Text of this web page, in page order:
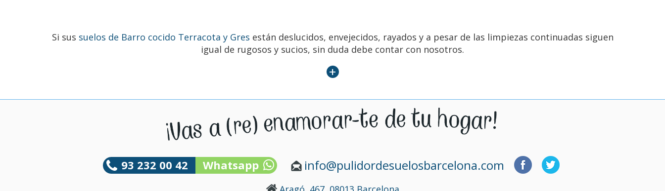
Si sus suelos de Barro cocido Terracota y Gres están deslucidos, envejecidos, rayados y a pesar de las limpiezas continuadas siguen
igual de rugosos y sucios, sin duda debe contar con nosotros.
+
93 232 00 42 Whatsapp info@pulidordesuelosbarcelona.com